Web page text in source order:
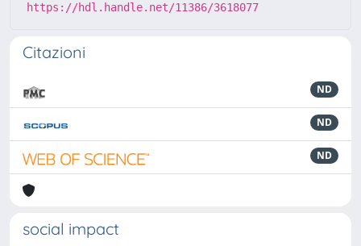
https://hdl.handle.net/11386/3618077
Citazioni
ND
ND
ND
social impact